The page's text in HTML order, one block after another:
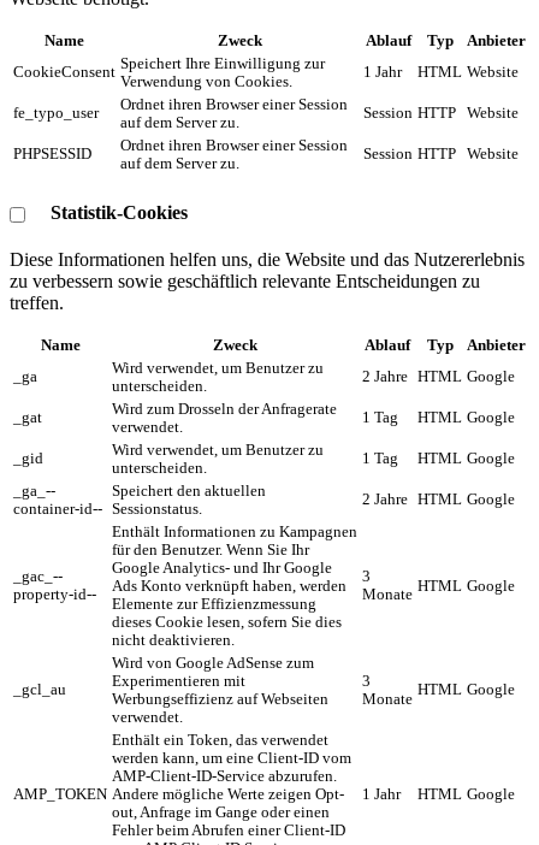
Name Zweck Ablauf Typ
Anbieter
CookieConsent Speichert Ihre Einwilligung zur
Verwendung von Cookies.
1 Jahr HTML Website
fe_typo_user
Ordnet ihren Browser einer Session
auf dem Server zu.
Session HTTP Website
PHPSESSID
Ordnet ihren Browser einer Session
auf dem Server zu.
Session HTTP Website
Statistik-Cookies
Diese Informationen helfen uns, die Website und das Nutzererlebnis
zu verbessern sowie geschäftlich relevante Entscheidungen zu
treffen.
Name Zweck Ablauf Typ
Anbieter
_ga
Wird verwendet, um Benutzer zu
unterscheiden.
2 Jahre HTML Google
_gat
Wird zum Drosseln der Anfragerate
verwendet.
1 Tag HTML Google
_gid
Wird verwendet, um Benutzer zu
unterscheiden.
1 Tag HTML Google
_ga_--
container-id--
Speichert den aktuellen
Sessionstatus.
2 Jahre HTML Google
_gac_--
property-id--
Enthält Informationen zu Kampagnen
für den Benutzer. Wenn Sie Ihr
Google Analytics- und Ihr Google
Ads Konto verknüpft haben, werden
Elemente zur Effizienzmessung
dieses Cookie lesen, sofern Sie dies
nicht deaktivieren.
3
Monate HTML Google
_gcl_au
Wird von Google AdSense zum
Experimentieren mit
Werbungseffizienz auf Webseiten
verwendet.
3
Monate
HTML Google
AMP_TOKEN
Enthält ein Token, das verwendet
werden kann, um eine Client-ID vom
AMP-Client-ID-Service abzurufen.
Andere mögliche Werte zeigen Opt-
out, Anfrage im Gange oder einen
Fehler beim Abrufen einer Client-ID
1 Jahr HTML Google